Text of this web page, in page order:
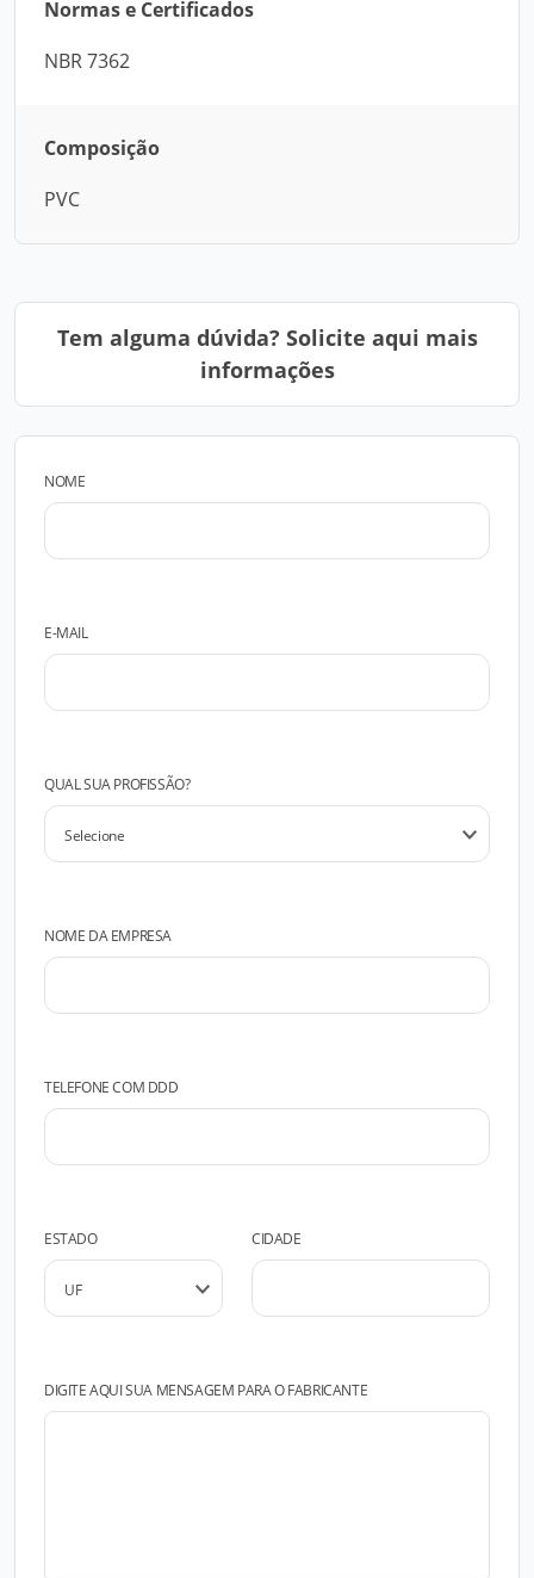
Normas e Certificados
NBR 7362
Composição
PVC
Tem alguma dúvida? Solicite aqui mais
informações
NOME
E-MAIL
QUAL SUA PROFISSÃO?
NOME DA EMPRESA
TELEFONE COM DDD
ESTADO CIDADE
DIGITE AQUI SUA MENSAGEM PARA O FABRICANTE